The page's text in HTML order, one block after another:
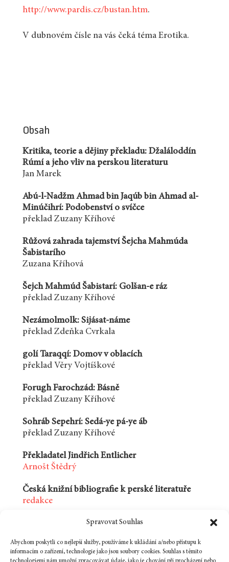
Spravovat Souhlas
Abychom poskytli co nejlepší služby, používáme k ukládání a/nebo přístupu k
informacím o zařízení, technologie jako jsou soubory cookies. Souhlas s těmito
http://www.pardis.cz/bustan.htm.
V dubnovém čísle na vás čeká téma Erotika.
Obsah
Kritika, teorie a dějiny překladu: Džaláloddín
Rúmí a jeho vliv na perskou literaturu
Jan Marek
Abú-l-Nadžm Ahmad bin Jaqúb bin Ahmad al-
Minúčihrí: Podobenství o svíčce
překlad Zuzany Kříhové
Růžová zahrada tajemství Šejcha Mahmúda
Šabistarího
Zuzana Kříhová
Šejch Mahmúd Šabistarí: Golšan-e ráz
překlad Zuzany Kříhové
Nezámolmolk: Sijásat-náme
překlad Zdeňka Cvrkala
golí Taraqqí: Domov v oblacích
překlad Věry Vojtíškové
Forugh Farochzád: Básně
překlad Zuzany Kříhové
Sohráb Sepehrí: Sedá-ye pá-ye áb
překlad Zuzany Kříhové
Překladatel Jindřich Entlicher
Arnošt Štědrý
Česká knižní bibliografie k perské literatuře
redakce
Vášnivý a erotický Svět knihy 2008
Čítanie Marie NDiaye v Prahe